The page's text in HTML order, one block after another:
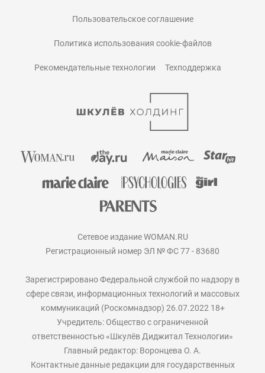
Пользовательское соглашение
Политика использования cookie-файлов
Рекомендательные технологии Техподдержка
Сетевое издание WOMAN.RU
Регистрационный номер ЭЛ № ФС 77 - 83680
Зарегистрировано Федеральной службой по надзору в
сфере связи, информационных технологий и массовых
коммуникаций (Роскомнадзор) 26.07.2022 18+
Учредитель: Общество с ограниченной
ответственностью «Шкулёв Диджитал Технологии»
Главный редактор: Воронцева О. А.
Контактные данные редакции для государственных